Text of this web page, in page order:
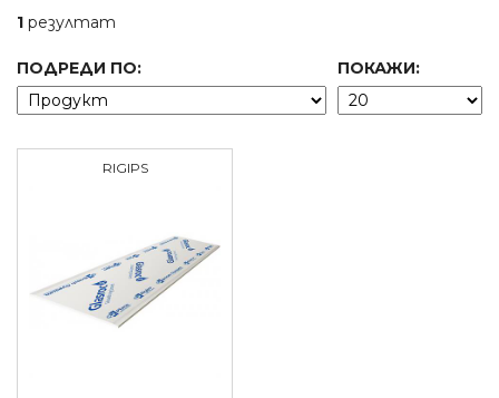
1 резултат
ПОДРЕДИ ПО: ПОКАЖИ:
RIGIPS